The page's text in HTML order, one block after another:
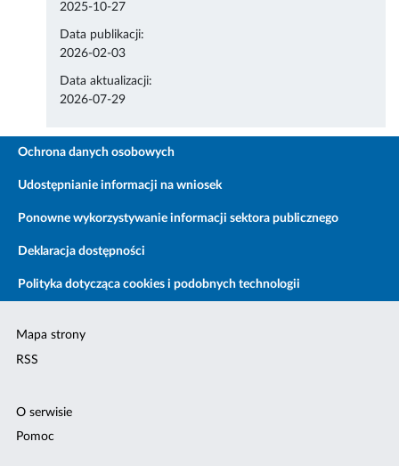
2025-10-27
Data publikacji:
2026-02-03
Data aktualizacji:
2026-07-29
Ochrona danych osobowych
Udostępnianie informacji na wniosek
Ponowne wykorzystywanie informacji sektora publicznego
Deklaracja dostępności
Polityka dotycząca cookies i podobnych technologii
Mapa strony
RSS
O serwisie
Pomoc